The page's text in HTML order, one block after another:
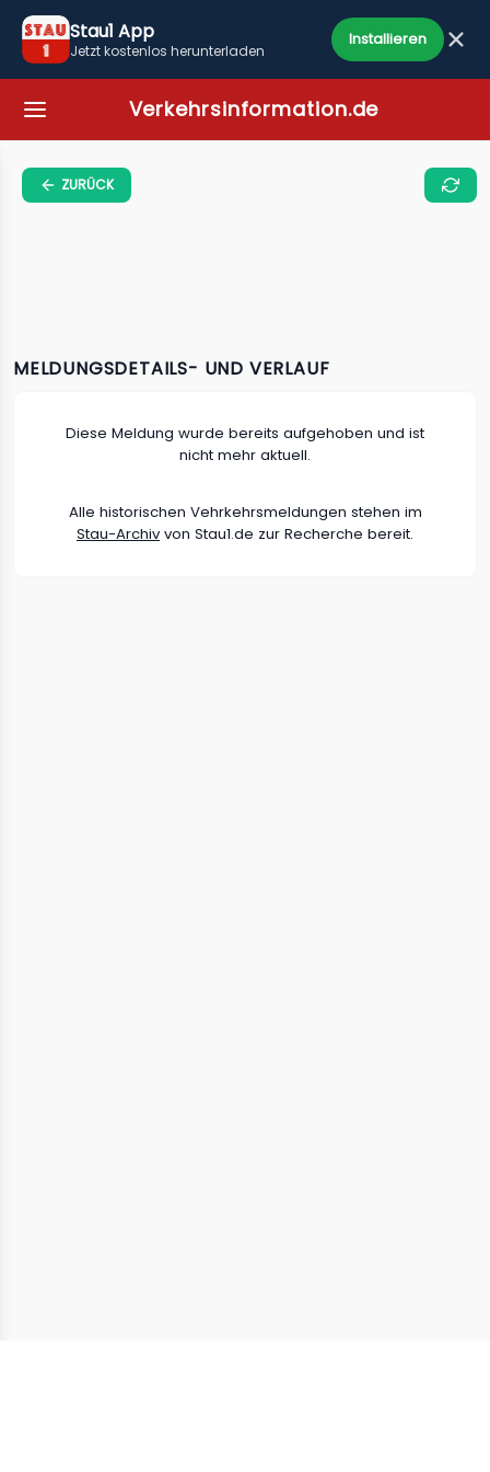
Stau1 App
Jetzt kostenlos herunterladen
Installieren
Verkehrsinformation.de
ZURÜCK
MELDUNGSDETAILS- UND VERLAUF
Diese Meldung wurde bereits aufgehoben und ist
nicht mehr aktuell.
Alle historischen Vehrkehrsmeldungen stehen im
Stau-Archiv von Stau1.de zur Recherche bereit.